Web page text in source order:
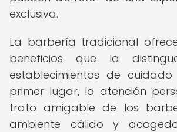
exclusiva.
La barbería tradicional
beneficios que la
establecimientos de cuidado
primer lugar, la atención
trato amigable de los
ambiente cálido y